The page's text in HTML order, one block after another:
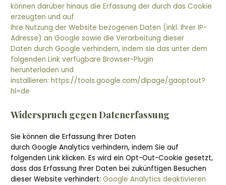
können darüber hinaus die Erfassung der durch das Cookie
erzeugten und auf
Ihre Nutzung der Website bezogenen Daten (inkl. Ihrer IP-
Adresse) an Google sowie die Verarbeitung dieser
Daten durch Google verhindern, indem sie das unter dem
folgenden Link verfügbare Browser-Plugin
herunterladen und
installieren:https://tools.google.com/dlpage/gaoptout?
hl=de
Widerspruch gegen Datenerfassung
Sie können die Erfassung Ihrer Daten
durch Google Analytics verhindern, indem Sie auf
folgenden Link klicken. Es wird ein Opt-Out-Cookie gesetzt,
dass das Erfassung Ihrer Daten bei zukünftigen Besuchen
dieser Website verhindert:Google Analytics deaktivieren